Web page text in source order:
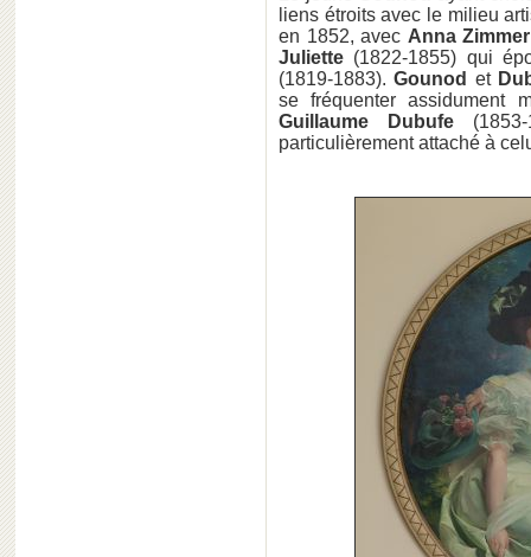
liens étroits avec le milieu
en 1852, avec Anna
Juliette (1822-1855) qui
(1819-1883).Gounod et
se fréquenter assidument
Guillaume Dubufe
particulièrement attaché à